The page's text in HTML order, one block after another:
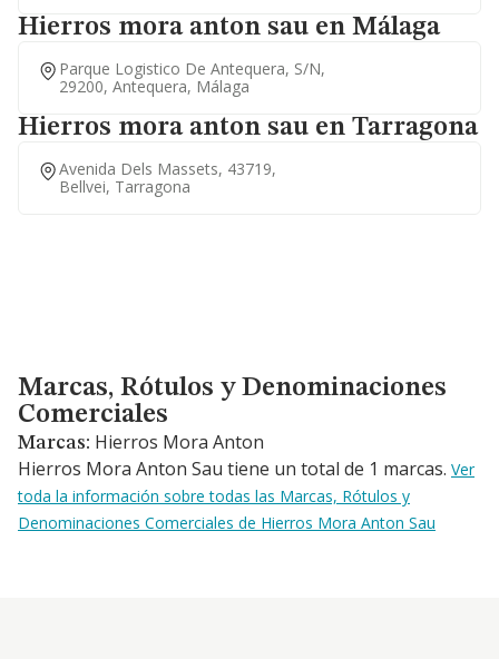
Hierros mora anton sau en Málaga
Parque Logistico De Antequera, S/n,
29200, Antequera, Málaga
Hierros mora anton sau en Tarragona
Avenida Dels Massets, 43719,
Bellvei, Tarragona
Marcas, Rótulos y Denominaciones Comerciales
Marcas, Rótulos y Denominaciones
Comerciales
Marcas: Hierros Mora Anton
Hierros Mora Anton Sau tiene un total de 1 marcas. Ver
toda la información sobre todas las Marcas, Rótulos y
Denominaciones Comerciales de Hierros Mora Anton Sau